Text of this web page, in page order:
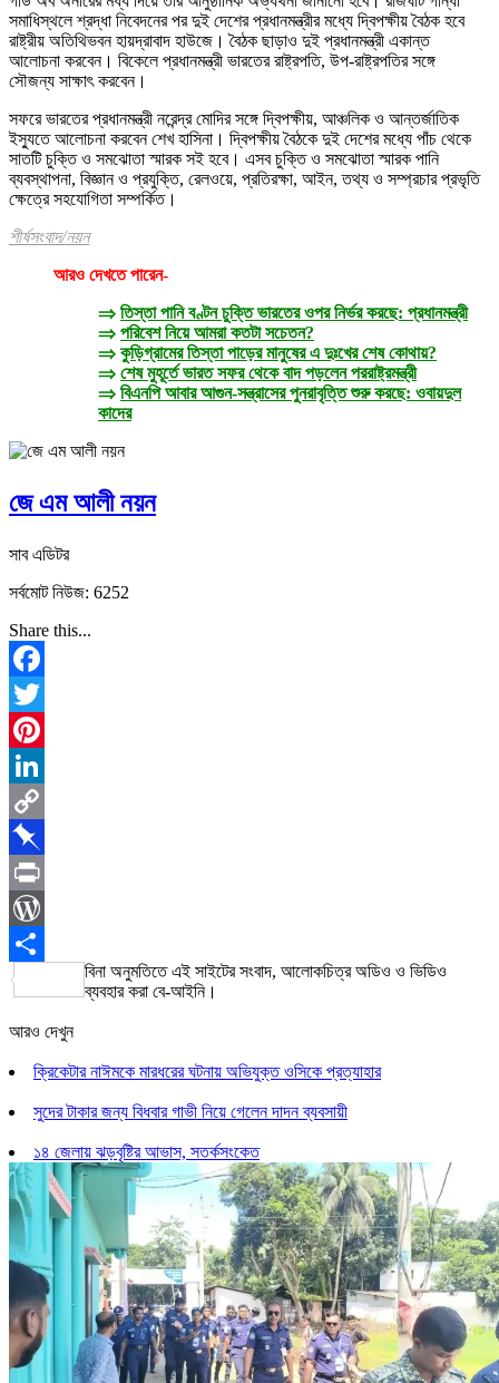
সমাধিস্থলে শ্রদ্ধা নিবেদনের পর দুই দেশের প্রধানমন্ত্রীর মধ্যে দ্বিপক্ষীয় বৈঠক হবে
রাষ্ট্রীয় অতিথিভবন হায়দ্রাবাদ হাউজে। বৈঠক ছাড়াও দুই প্রধানমন্ত্রী একান্ত
আলোচনা করবেন। বিকেলে প্রধানমন্ত্রী ভারতের রাষ্ট্রপতি, উপ-রাষ্ট্রপতির সঙ্গে
সৌজন্য সাক্ষাৎ করবেন।
সফরে ভারতের প্রধানমন্ত্রী নরেন্দ্র মোদির সঙ্গে দ্বিপক্ষীয়, আঞ্চলিক ও আন্তর্জাতিক
ইস্যুতে আলোচনা করবেন শেখ হাসিনা। দ্বিপক্ষীয় বৈঠকে দুই দেশের মধ্যে পাঁচ থেকে
সাতটি চুক্তি ও সমঝোতা স্মারক সই হবে। এসব চুক্তি ও সমঝোতা স্মারক পানি
ব্যবস্থাপনা, বিজ্ঞান ও প্রযুক্তি, রেলওয়ে, প্রতিরক্ষা, আইন, তথ্য ও সম্প্রচার প্রভৃতি
ক্ষেত্রে সহযোগিতা সম্পর্কিত।
শীর্ষসংবাদ/নয়ন
আরও দেখতে পারেন-
⇒ তিস্তা পানি বণ্টন চুক্তি ভারতের ওপর নির্ভর করছে: প্রধানমন্ত্রী
⇒ পরিবেশ নিয়ে আমরা কতটা সচেতন?
⇒ কুড়িগ্রামের তিস্তা পাড়ের মানুষের এ দুঃখের শেষ কোথায়?
⇒ শেষ মুহূর্তে ভারত সফর থেকে বাদ পড়লেন পররাষ্ট্রমন্ত্রী
⇒ বিএনপি আবার আগুন-সন্ত্রাসের পুনরাবৃত্তি শুরু করছে: ওবায়দুল
কাদের
জে এম আলী নয়ন
সাব এডিটর
সর্বমোট নিউজ: 6252
Share this...
Facebook
Twitter
Pinterest
LinkedIn
Copy
Link
Pinboard
Print
WordPress
Share
বিনা অনুমতিতে এই সাইটের সংবাদ, আলোকচিত্র অডিও ও ভিডিও
ব্যবহার করা বে-আইনি।
আরও দেখুন
ক্রিকেটার নাঈমকে মারধরের ঘটনায় অভিযুক্ত ওসিকে প্রত্যাহার
সুদের টাকার জন্য বিধবার গাভী নিয়ে গেলেন দাদন ব্যবসায়ী
১৪ জেলায় ঝড়বৃষ্টির আভাস, সতর্কসংকেত